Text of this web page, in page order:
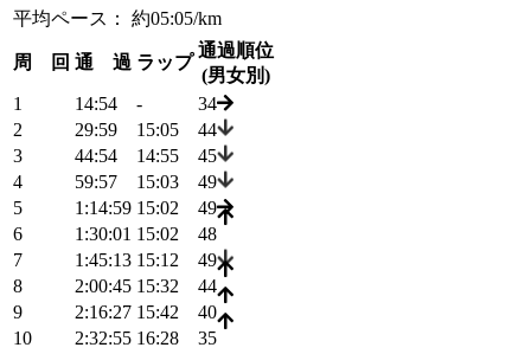
平均ペース：
約05:05/km
周 回 通 過 ラップ
通過順位
(男女別)
1
14:54 -
34
2
29:59 15:05
44
3
44:54 14:55
45
4
59:57 15:03
49
5
1:14:59 15:02
49
6
1:30:01 15:02
48
7
1:45:13 15:12
49
8
2:00:45 15:32
44
9
2:16:27 15:42
40
10
2:32:55 16:28 35